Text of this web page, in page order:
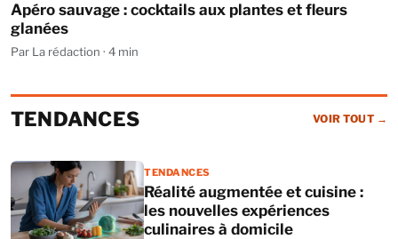
Apéro sauvage : cocktails aux plantes et fleurs
glanées
Par La rédaction · 4 min
TENDANCES VOIR TOUT →
TENDANCES
Réalité augmentée et cuisine :
les nouvelles expériences
culinaires à domicile